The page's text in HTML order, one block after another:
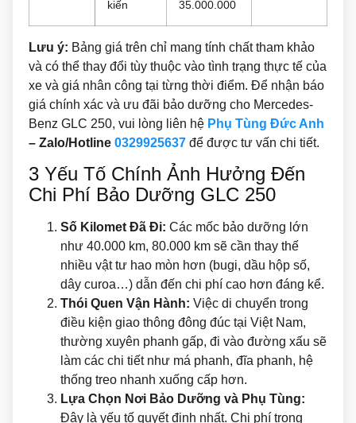
kiến
35.000.000
Lưu ý: Bảng giá trên chỉ mang tính chất tham khảo
và có thể thay đổi tùy thuộc vào tình trạng thực tế của
xe và giá nhân công tại từng thời điểm. Để nhận báo
giá chính xác và ưu đãi bảo dưỡng cho Mercedes-
Benz GLC 250, vui lòng liên hệ Phụ Tùng Đức Anh
– Zalo/Hotline 0329925637 để được tư vấn chi tiết.
3 Yếu Tố Chính Ảnh Hưởng Đến
Chi Phí Bảo Dưỡng GLC 250
Số Kilomet Đã Đi: Các mốc bảo dưỡng lớn
như 40.000 km, 80.000 km sẽ cần thay thế
nhiều vật tư hao mòn hơn (bugi, dầu hộp số,
dây curoa…) dẫn đến chi phí cao hơn đáng kể.
Thói Quen Vận Hành: Việc di chuyển trong
điều kiện giao thông đông đúc tại Việt Nam,
thường xuyên phanh gấp, đi vào đường xấu sẽ
làm các chi tiết như má phanh, đĩa phanh, hệ
thống treo nhanh xuống cấp hơn.
Lựa Chọn Nơi Bảo Dưỡng và Phụ Tùng:
Đây là yếu tố quyết định nhất. Chi phí trong